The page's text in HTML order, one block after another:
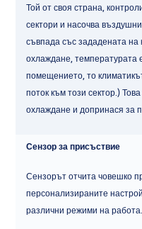
Той от своя страна,
сектори и насочва
съвпада със зададената на
охлаждане, температурата
помещението, то
поток към този сектор.)
охлаждане и допринася за
Сензор за присъствие
Сензорът отчита човешко
персонализираните
различни режими на работа.